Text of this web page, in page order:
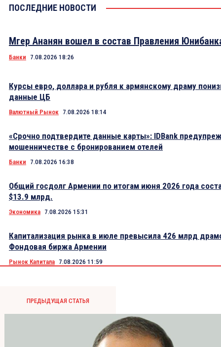
ПОСЛЕДНИЕ НОВОСТИ
Мгер Ананян вошел в состав Правления
Банки 7.08.2026 18:26
Курсы евро, доллара и рубля к армянскому драму
данные ЦБ
Валютный Рынок 7.08.2026 18:14
«Срочно подтвердите данные карты»: IDBank
мошенничестве с бронированием отелей
Банки 7.08.2026 16:38
Общий госдолг Армении по итогам июня 2026 года
$13.9 млрд.
Экономика 7.08.2026 15:31
Капитализация рынка в июле превысила 426 млрд
Фондовая биржа Армении
Рынок Капитала 7.08.2026 11:59
ПРЕДЫДУЩАЯ СТАТЬЯ